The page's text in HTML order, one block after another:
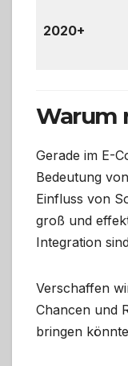
2020+
Warum
Gerade im E-
Bedeutung
Einfluss von
groß und
Integration
Verschaffen
Chancen und
bringen